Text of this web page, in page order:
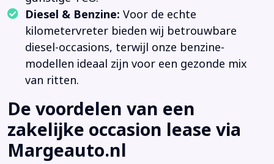
Diesel & Benzine: Voor de echte
kilometervreter bieden wij betrouwbare
diesel-occasions, terwijl onze benzine-
modellen ideaal zijn voor een gezonde mix
van ritten.
De voordelen van een
zakelijke occasion lease via
Margeauto.nl